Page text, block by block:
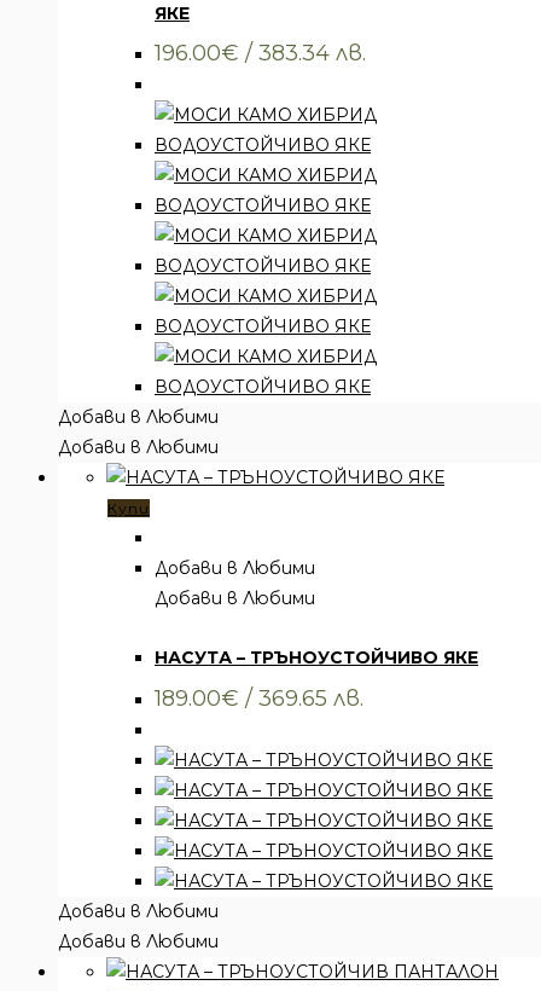
ЯКЕ
196.00€ / 383.34 лв.
Добави в Любими
Добави в Любими
Купи
Добави в Любими
Добави в Любими
НАСУТА – ТРЪНОУСТОЙЧИВО ЯКЕ
189.00€ / 369.65 лв.
Добави в Любими
Добави в Любими